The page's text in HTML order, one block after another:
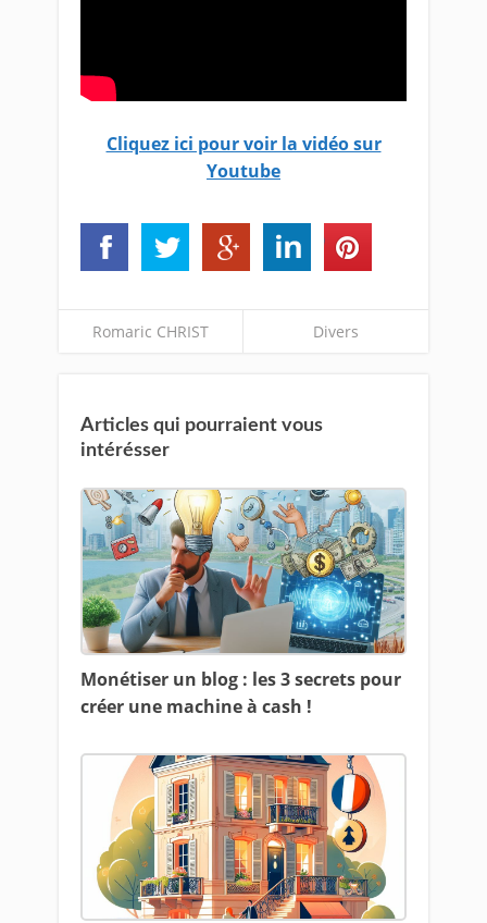
Cliquez ici pour voir la vidéo sur
Youtube
Romaric CHRIST Divers
Articles qui pourraient vous
intérésser
Monétiser un blog : les 3 secrets pour
créer une machine à cash !